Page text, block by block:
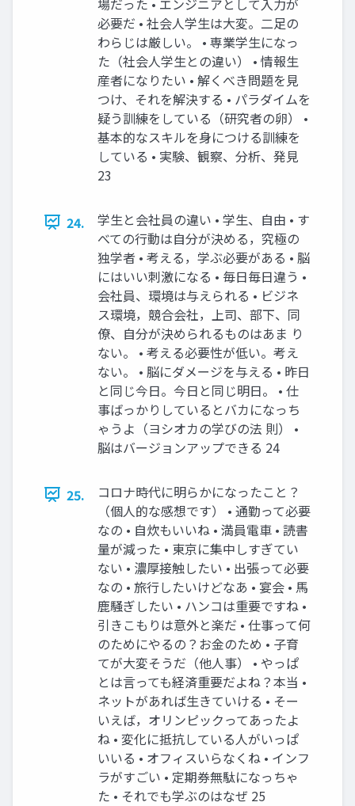
必要だ • 社会⼈学⽣は⼤変。⼆⾜の
わらじは厳しい。 • 専業学⽣になっ
た（社会⼈学⽣との違い） • 情報⽣
産者になりたい • 解くべき問題を⾒
つけ、それを解決する • パラダイムを
疑う訓練をしている（研究者の卵） •
基本的なスキルを⾝につける訓練を
している • 実験、観察、分析、発⾒
23
24.
学⽣と会社員の違い • 学⽣、⾃由 • す
べての⾏動は⾃分が決める，究極の
独学者 • 考える，学ぶ必要がある • 脳
にはいい刺激になる • 毎⽇毎⽇違う •
会社員、環境は与えられる • ビジネ
ス環境，競合会社，上司、部下、同
僚、⾃分が決められるものはあま り
ない。 • 考える必要性が低い。考え
ない。 • 脳にダメージを与える • 昨⽇
と同じ今⽇。今⽇と同じ明⽇。 • 仕
事ばっかりしているとバカになっち
ゃうよ（ヨシオカの学びの法 則） •
脳はバージョンアップできる 24
25.
コロナ時代に明らかになったこと？
（個⼈的な感想です） • 通勤って必要
なの • ⾃炊もいいね • 満員電⾞ • 読書
量が減った • 東京に集中しすぎてい
ない • 濃厚接触したい • 出張って必要
なの • 旅⾏したいけどなあ • 宴会 • ⾺
⿅騒ぎしたい • ハンコは重要ですね •
引きこもりは意外と楽だ • 仕事って何
のためにやるの？お⾦のため • ⼦育
てが⼤変そうだ（他⼈事） • やっぱ
とは⾔っても経済重要だよね？本当 •
ネットがあれば⽣きていける • そー
いえば，オリンピックってあったよ
ね • 変化に抵抗している⼈がいっぱ
いいる • オフィスいらなくね • インフ
ラがすごい • 定期券無駄になっちゃ
た • それでも学ぶのはなぜ 25